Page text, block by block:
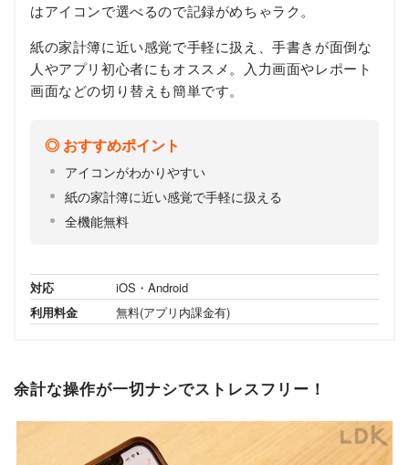
はアイコンで選べるので記録がめちゃラク。
紙の家計簿に近い感覚で手軽に扱え、手書きが面倒な
人やアプリ初心者にもオススメ。入力画面やレポート
画面などの切り替えも簡単です。
おすすめポイント
アイコンがわかりやすい
紙の家計簿に近い感覚で手軽に扱える
全機能無料
対応
iOS・Android
利用料金
無料(アプリ内課金有)
余計な操作が一切ナシでストレスフリー！